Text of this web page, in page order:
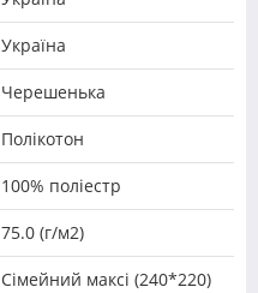
Україна
Черешенька
Полікотон
100% поліестр
75.0 (г/м2)
Сімейний максі (240*220)